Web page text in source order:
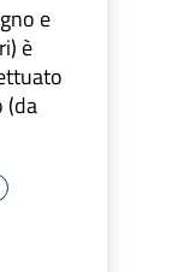
e
è
(da